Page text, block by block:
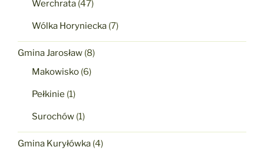
Werchrata (47)
Wólka Horyniecka (7)
Gmina Jarosław (8)
Makowisko (6)
Pełkinie (1)
Surochów (1)
Gmina Kuryłówka (4)